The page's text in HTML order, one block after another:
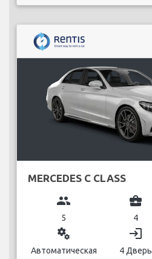
MERCEDES C CLASS
group
5
business_center
4
miscellaneous_services
Автоматическая
login
4 Дверь